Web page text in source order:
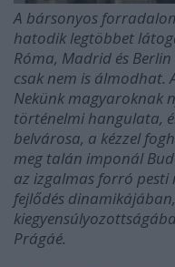
A bársonyos
hatodik legtöbbet
Róma, Madrid és
csak nem is álmodhat.
Nekünk magyaroknak
történelmi hangulata,
belvárosa, a kézzel
meg talán imponál
az izgalmas forró
fejlődés
Prágáé.